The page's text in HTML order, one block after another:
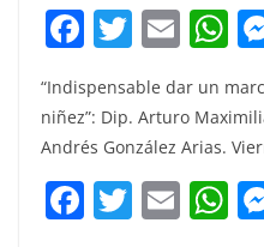
F
c
e
b
o
T
w
itt
er
E
ai
l
W
at
s
A
p
“Indispensable dar un
niñez”: Dip. Arturo
Andrés González Arias.
F T E W